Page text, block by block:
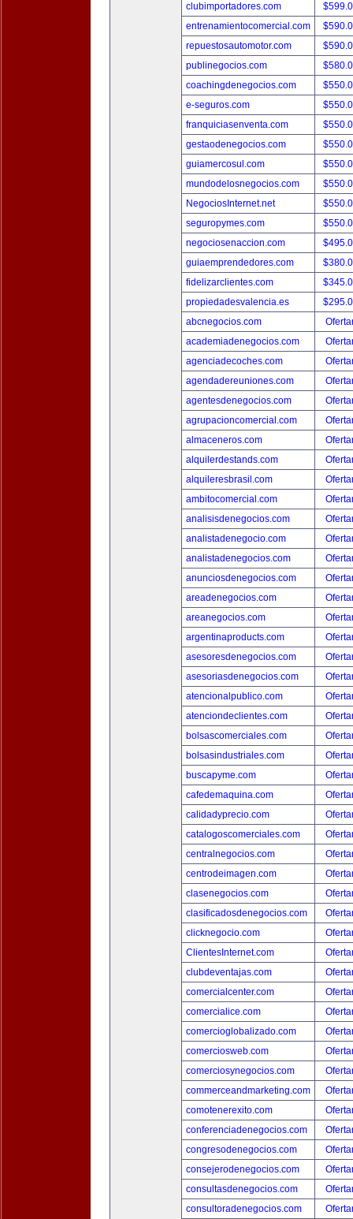
clubimportadores.com
entrenamientocomercial.com
repuestosautomotor.com
publinegocios.com
coachingdenegocios.com
e-seguros.com
franquiciasenventa.com
gestaodenegocios.com
guiamercosul.com
mundodelosnegocios.com
NegociosInternet.net
seguropymes.com
negociosenaccion.com
guiaemprendedores.com
fidelizarclientes.com
propiedadesvalencia.es
abcnegocios.com
academiadenegocios.com
agenciadecoches.com
agendadereuniones.com
agentesdenegocios.com
agrupacioncomercial.com
almaceneros.com
alquilerdestands.com
alquileresbrasil.com
ambitocomercial.com
analisisdenegocios.com
analistadenegocio.com
analistadenegocios.com
anunciosdenegocios.com
areadenegocios.com
areanegocios.com
argentinaproducts.com
asesoresdenegocios.com
asesoriasdenegocios.com
atencionalpublico.com
atenciondeclientes.com
bolsascomerciales.com
bolsasindustriales.com
buscapyme.com
cafedemaquina.com
calidadyprecio.com
catalogoscomerciales.com
centralnegocios.com
centrodeimagen.com
clasenegocios.com
clasificadosdenegocios.com
clicknegocio.com
ClientesInternet.com
clubdeventajas.com
comercialcenter.com
comercialice.com
comercioglobalizado.com
comerciosweb.com
comerciosynegocios.com
commerceandmarketing.com
comotenerexito.com
conferenciadenegocios.com
congresodenegocios.com
consejerodenegocios.com
consultasdenegocios.com
consultoradenegocios.com